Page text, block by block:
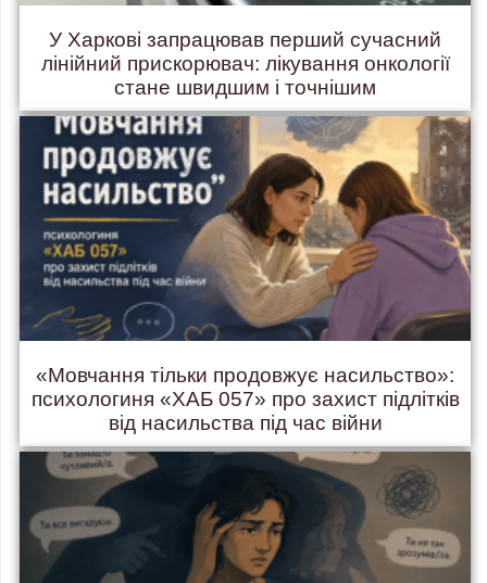
У Харкові запрацював перший сучасний
лінійний прискорювач: лікування онкології
стане швидшим і точнішим
«Мовчання тільки продовжує насильство»:
психологиня «ХАБ 057» про захист підлітків
від насильства під час війни